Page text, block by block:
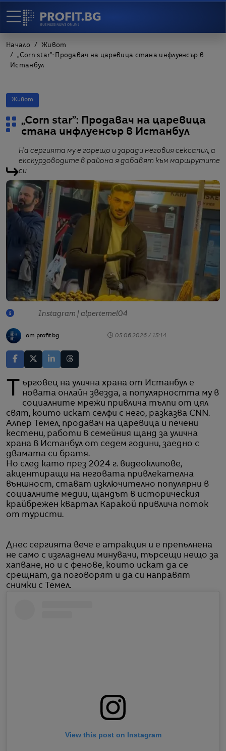
Начало
Живот
„Corn star”: Продавач на царевица стана инфлуенсър в
Истанбул
Живот
„Corn star”: Продавач на царевица
стана инфлуенсър в Истанбул
На сергията му е горещо и заради неговия сексапил, а
екскурзоводите в района я добавят към маршрутите
си
Instagram | alpertemel04
от profit.bg 05.06.2026 / 15:14
Търговец на улична храна от Истанбул е
новата онлайн звезда, а популярността му в
социалните мрежи привлича тълпи от цял
свят, които искат селфи с него, разказва CNN.
Алпер Темел, продавач на царевица и печени
кестени, работи в семейния щанд за улична
храна в Истанбул от седем години, заедно с
двамата си братя.
Но след като през 2024 г. видеоклипове,
акцентиращи на неговата привлекателна
външност, стават изключително популярни в
социалните медии, щандът в историческия
крайбрежен квартал Каракой привлича поток
от туристи.
Днес сергията вече е атракция и е препълнена
не само с изгладнели минувачи, търсещи нещо за
хапване, но и с фенове, които искат да се
срещнат, да поговорят и да си направят
снимки с Темел.
View this post on Instagram